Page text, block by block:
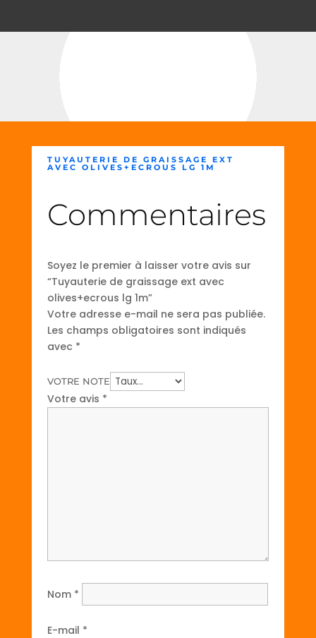
TUYAUTERIE DE GRAISSAGE EXT
AVEC OLIVES+ECROUS LG 1M
Commentaires
Soyez le premier à laisser votre avis sur
“Tuyauterie de graissage ext avec
olives+ecrous lg 1m”
Votre adresse e-mail ne sera pas publiée.
Les champs obligatoires sont indiqués
avec *
VOTRE NOTE
Votre avis *
Nom *
E-mail *